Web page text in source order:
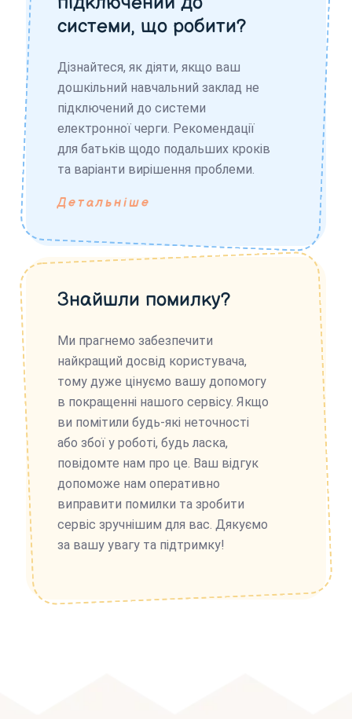
системи, що робити?
Дізнайтеся, як діяти, якщо ваш
дошкільний навчальний заклад не
підключений до системи
електронної черги. Рекомендації
для батьків щодо подальших кроків
та варіанти вирішення проблеми.
Детальніше
Знайшли помилку?
Ми прагнемо забезпечити
найкращий досвід користувача,
тому дуже цінуємо вашу допомогу
в покращенні нашого сервісу. Якщо
ви помітили будь-які неточності
або збої у роботі, будь ласка,
повідомте нам про це. Ваш відгук
допоможе нам оперативно
виправити помилки та зробити
сервіс зручнішим для вас. Дякуємо
за вашу увагу та підтримку!